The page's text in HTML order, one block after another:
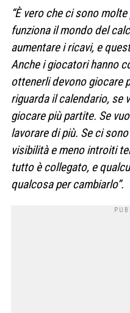
“È vero che ci sono
funziona il mondo del
aumentare i ricavi, e
Anche i giocatori hanno
ottenerli devono giocare
riguarda il calendario, se
giocare più partite. Se
lavorare di più. Se ci
visibilità e meno introiti
tutto è collegato, e
qualcosa per cambiarlo”.